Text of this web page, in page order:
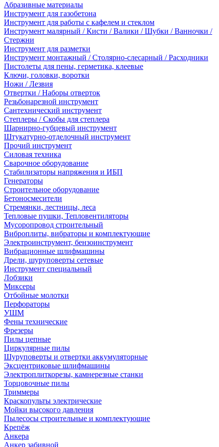
Абразивные материалы
Инструмент для газобетона
Инструмент для работы с кафелем и стеклом
Инструмент малярный / Кисти / Валики / Шубки / Ванночки /
Стержни
Инструмент для разметки
Инструмент монтажный / Столярно-слесарный / Расходники
Пистолеты для пены, герметика, клеевые
Ключи, головки, воротки
Ножи / Лезвия
Отвертки / Наборы отверток
Резьбонарезной инструмент
Сантехнический инструмент
Степлеры / Скобы для степлера
Шарнирно-губцевый инструмент
Штукатурно-отделочный инструмент
Прочий инструмент
Силовая техника
Сварочное оборудование
Стабилизаторы напряжения и ИБП
Генераторы
Строительное оборудование
Бетоносмесители
Стремянки, лестницы, леса
Тепловые пушки, Тепловентиляторы
Мусоропровод строительный
Виброплиты, вибраторы и комплектующие
Электроинструмент, бензоинструмент
Вибрационные шлифмашины
Дрели, шуруповерты сетевые
Инструмент специальный
Лобзики
Миксеры
Отбойные молотки
Перфораторы
УШМ
Фены технические
Фрезеры
Пилы цепные
Циркулярные пилы
Шуруповерты и отвертки аккумуляторные
Эксцентриковые шлифмашины
Электроплиткорезы, камнерезные станки
Торцовочные пилы
Триммеры
Краскопульты электрические
Мойки высокого давления
Пылесосы строительные и комплектующие
Крепёж
Анкера
Анкер забивной